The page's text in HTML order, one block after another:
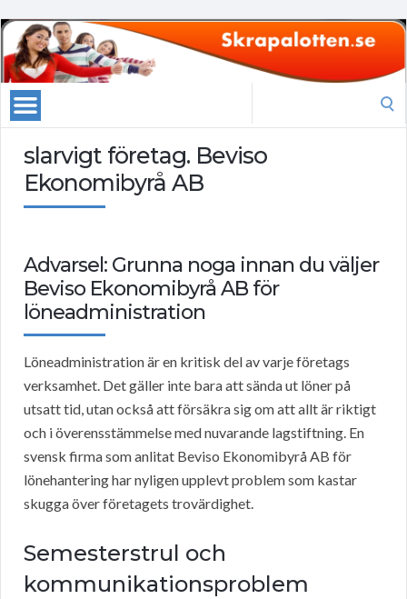
slarvigt företag. Beviso
Ekonomibyrå AB
Advarsel: Grunna noga innan du väljer
Beviso Ekonomibyrå AB för
löneadministration
Löneadministration är en kritisk del av varje företags
verksamhet. Det gäller inte bara att sända ut löner på
utsatt tid, utan också att försäkra sig om att allt är riktigt
och i överensstämmelse med nuvarande lagstiftning. En
svensk firma som anlitat Beviso Ekonomibyrå AB för
lönehantering har nyligen upplevt problem som kastar
skugga över företagets trovärdighet.
Semesterstrul och
kommunikationsproblem